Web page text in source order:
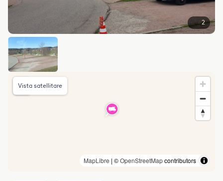
2
MapLibre | ©OpenStreetMapcontributors
Vista satellitare